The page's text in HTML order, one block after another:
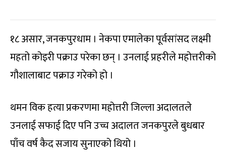
१८ असार, जनकपुरधाम । नेकपा एमालेका पूर्वसांसद लक्ष्मी
महतो कोइरी पक्राउ परेका छन् । उनलाई प्रहरीले महोत्तरीको
गौशालाबाट पक्राउ गरेको हो ।
थमन विक हत्या प्रकरणमा महोत्तरी जिल्ला अदालतले
उनलाई सफाई दिए पनि उच्च अदालत जनकपुरले बुधबार
पाँच वर्ष कैद सजाय सुनाएको थियो ।